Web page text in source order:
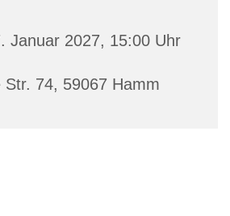
Januar 2027, 15:00 Uhr
74, 59067 Hamm